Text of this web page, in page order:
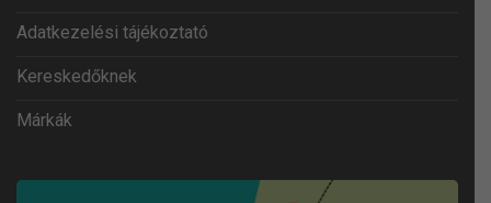
Adatkezelési tájékoztató
Kereskedőknek
Márkák